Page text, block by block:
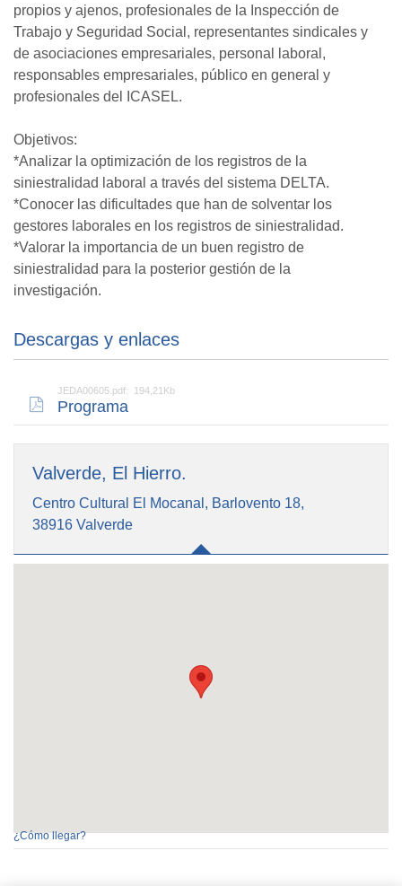
propios y ajenos, profesionales de la Inspección de
Trabajo y Seguridad Social, representantes sindicales y
de asociaciones empresariales, personal laboral,
responsables empresariales, público en general y
profesionales del ICASEL.
Objetivos:
*Analizar la optimización de los registros de la
siniestralidad laboral a través del sistema DELTA.
*Conocer las dificultades que han de solventar los
gestores laborales en los registros de siniestralidad.
*Valorar la importancia de un buen registro de
siniestralidad para la posterior gestión de la
investigación.
Descargas y enlaces
JEDA00605.pdf: 194,21Kb
Programa
Valverde, El Hierro.
Centro Cultural El Mocanal, Barlovento 18,
38916 Valverde
¿Cómo llegar?